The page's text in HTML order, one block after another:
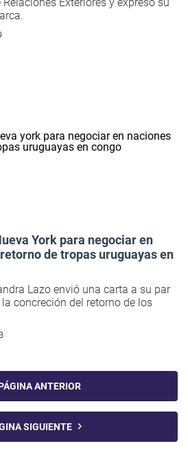
Exteriores y expresó su
York para negociar en
de tropas uruguayas en
Lazo envió una carta a su par
concreción del retorno de los
ANTERIOR
SIGUIENTE